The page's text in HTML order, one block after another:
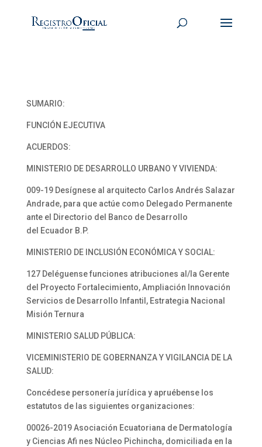
SUMARIO:
FUNCIÓN EJECUTIVA
ACUERDOS:
MINISTERIO DE DESARROLLO URBANO Y VIVIENDA:
009-19 Desígnese al arquitecto Carlos Andrés Salazar
Andrade, para que actúe como Delegado Permanente
ante el Directorio del Banco de Desarrollo
del Ecuador B.P.
MINISTERIO DE INCLUSIÓN ECONÓMICA Y SOCIAL:
127 Deléguense funciones atribuciones al/la Gerente
del Proyecto Fortalecimiento, Ampliación Innovación
Servicios de Desarrollo Infantil, Estrategia Nacional
Misión Ternura
MINISTERIO SALUD PÚBLICA:
VICEMINISTERIO DE GOBERNANZA Y VIGILANCIA DE LA
SALUD:
Concédese personería jurídica y apruébense los
estatutos de las siguientes organizaciones:
00026-2019 Asociación Ecuatoriana de Dermatología
y Ciencias Afi nes Núcleo Pichincha, domiciliada en la